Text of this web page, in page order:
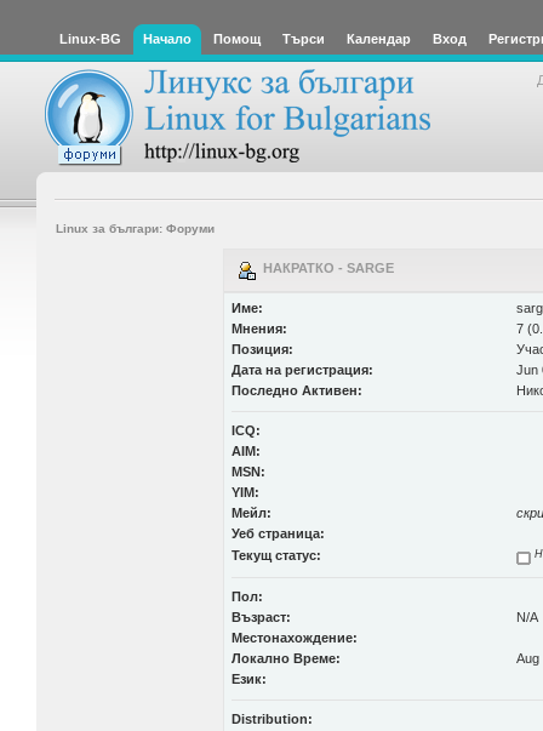
Linux-BG Начало Помощ Търси Календар Вход
Linux за българи: Форуми
НАКРАТКО - SARGE
Име:
Мнения:
7
Позиция:
Дата на регистрация:
Jun
Последно Активен:
ICQ:
AIM:
MSN:
YIM:
Мейл:
Уеб страница:
Текущ статус:
Пол:
Възраст:
N/A
Местонахождение:
Локално Време:
Aug
Език:
Distribution: